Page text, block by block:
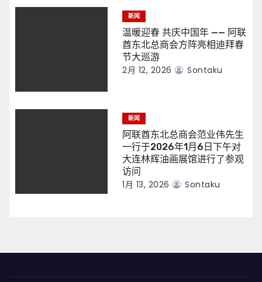
新闻
温暖迎春 共庆中国年 —— 阿联
酋东北总商会方阵亮相迪拜春
节大巡游
2月 12, 2026 Sontaku
新闻
阿联酋东北总商会范业伟先生
一行于2026年1月6日下午对
大连林辉油画展馆进行了参观
访问
1月 13, 2026 Sontaku